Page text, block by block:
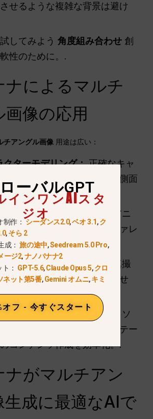
せるような複雑な背景は避け
してみよう角度組み合わせ 創
性のために。.
ナによるマルチ
像の応用
チアングル画像 用途は広い：
クターモデリング：正確なキャ
作成のために、正面、背面、側面
生成します。.
ションとゲームデザイン：
アニ
やゲームアーティストのリファレ
トを素早く作成。.
ィングと製品デザイン：写真撮
、製品やモデルを多角的に見せ
ティブ・コンテンツの制作：
ソ
メディア、ビデオ、プレゼンテー
コンテンツ作成を効率化。.
ナがマルチアン
生成に最適なAIで
ーバルGPT
インワンAIスタ
ジオ
制作：シーダンス2.0,ベオ 3.1,ク
,そら 2
成：旅の途中,Seedream 5.0 Pro,
ージ2,ナノバナナ2
： GPT-5.6,Claude Opus 5,クロ
ネット第5番,Gemini オムニ,キミ
オフ - 今すぐスタート